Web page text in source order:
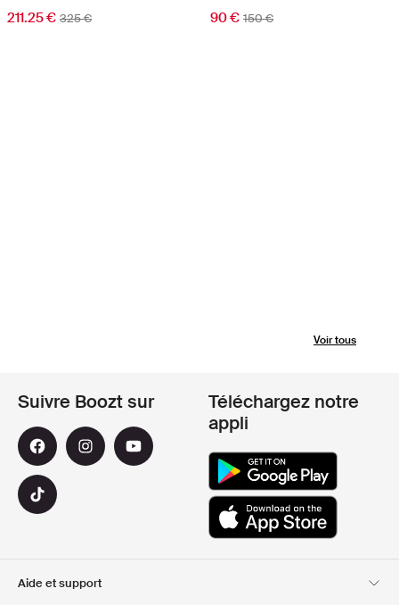
211.25 € 325 € 90 € 150 €
Voir tous
Aide et support
Suivre Boozt sur
Téléchargez notre
appli